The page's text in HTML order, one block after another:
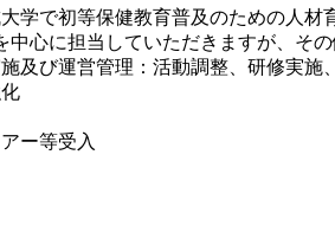
学で初等保健教育普及のための人
心に担当していただきますが、そ
及び運営管理：活動調整、研修実
ー等受入